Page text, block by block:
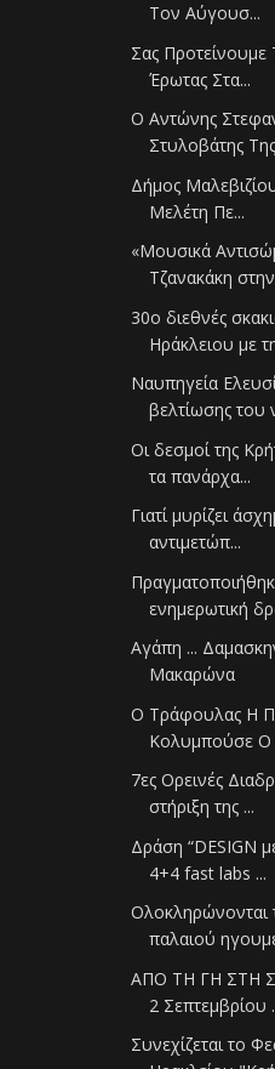
Τον Αύγουσ...
Σας Προτείνουμε
Έρωτας Στα...
Ο Αντώνης
Στυλοβάτης
Δήμος
Μελέτη Πε...
«Μουσικά
Τζανακάκη
30o διεθνές
Ηράκλειου με
Ναυπηγεία
βελτίωσης του
Οι δεσμοί της
τα πανάρχα...
Γιατί μυρίζει
αντιμετώπ...
ενημερωτική
Αγάπη ...
Μακαρώνα
Ο Τράφουλας Η
Κολυμπούσε Ο
7ες Ορεινές
στήριξη της ...
Δράση “DESIGN
4+4 fast labs ...
Ολοκληρώνονται
παλαιού
ΑΠΟ ΤΗ ΓΗ ΣΤΗ
2 Σεπτεμβρίου
Συνεχίζεται το